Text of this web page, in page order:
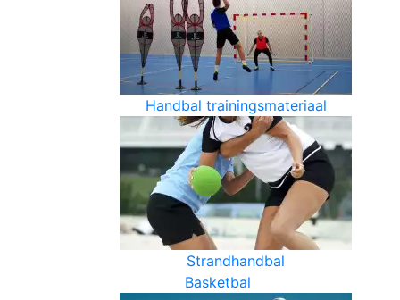
Handbal trainingsmateriaal
Strandhandbal
Basketbal